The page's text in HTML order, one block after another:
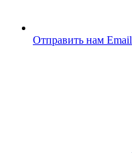
Отправить нам Email